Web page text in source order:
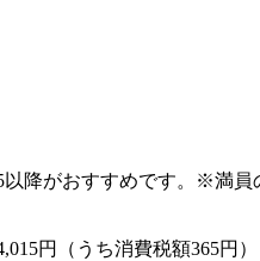
降がおすすめです。※満員
円（うち消費税額365